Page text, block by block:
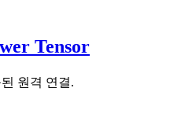
Tensor
원격 연결.